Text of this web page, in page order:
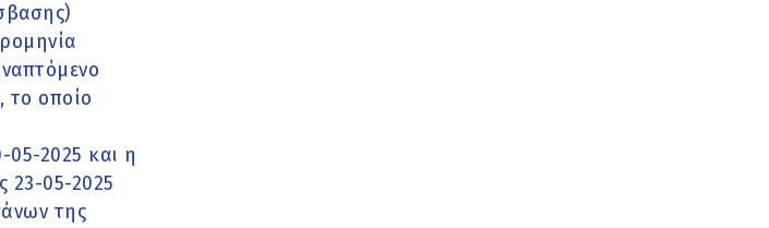
το οποίο
2025 και η
23-05-2025
της